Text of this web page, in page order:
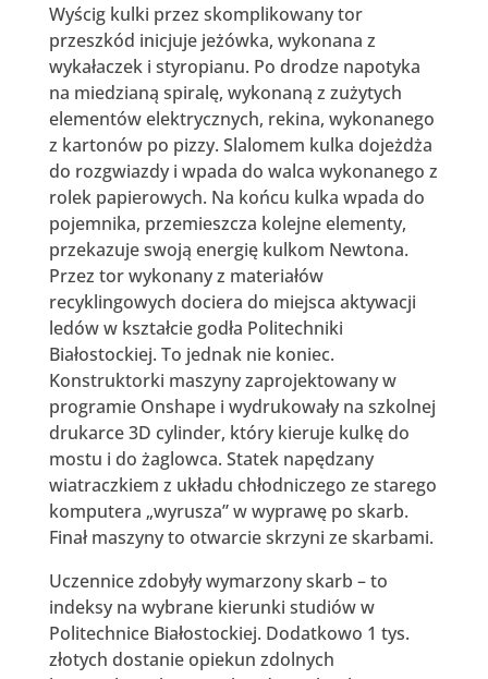
Wyścig kulki przez skomplikowany tor
przeszkód inicjuje jeżówka, wykonana z
wykałaczek i styropianu. Po drodze napotyka
na miedzianą spiralę, wykonaną z zużytych
elementów elektrycznych, rekina, wykonanego
z kartonów po pizzy. Slalomem kulka dojeżdża
do rozgwiazdy i wpada do walca wykonanego z
rolek papierowych. Na końcu kulka wpada do
pojemnika, przemieszcza kolejne elementy,
przekazuje swoją energię kulkom Newtona.
Przez tor wykonany z materiałów
recyklingowych dociera do miejsca aktywacji
ledów w kształcie godła Politechniki
Białostockiej. To jednak nie koniec.
Konstruktorki maszyny zaprojektowany w
programie Onshape i wydrukowały na szkolnej
drukarce 3D cylinder, który kieruje kulkę do
mostu i do żaglowca. Statek napędzany
wiatraczkiem z układu chłodniczego ze starego
komputera „wyrusza” w wyprawę po skarb.
Finał maszyny to otwarcie skrzyni ze skarbami.
Uczennice zdobyły wymarzony skarb – to
indeksy na wybrane kierunki studiów w
Politechnice Białostockiej. Dodatkowo 1 tys.
złotych dostanie opiekun zdolnych